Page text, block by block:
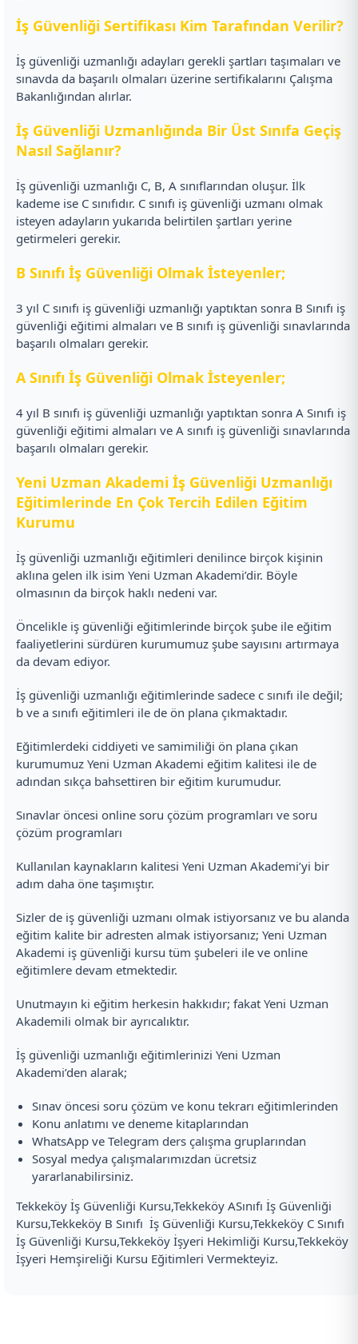
İş Güvenliği Sertifikası Kim Tarafından Verilir?
İş güvenliği uzmanlığı adayları gerekli şartları taşımaları ve
sınavda da başarılı olmaları üzerine sertifikalarını Çalışma
Bakanlığından alırlar.
İş Güvenliği Uzmanlığında Bir Üst Sınıfa Geçiş
Nasıl Sağlanır?
İş güvenliği uzmanlığı C, B, A sınıflarından oluşur. İlk
kademe ise C sınıfıdır. C sınıfı iş güvenliği uzmanı olmak
isteyen adayların yukarıda belirtilen şartları yerine
getirmeleri gerekir.
B Sınıfı İş Güvenliği Olmak İsteyenler;
3 yıl C sınıfı iş güvenliği uzmanlığı yaptıktan sonra B Sınıfı iş
güvenliği eğitimi almaları ve B sınıfı iş güvenliği sınavlarında
başarılı olmaları gerekir.
A Sınıfı İş Güvenliği Olmak İsteyenler;
4 yıl B sınıfı iş güvenliği uzmanlığı yaptıktan sonra A Sınıfı iş
güvenliği eğitimi almaları ve A sınıfı iş güvenliği sınavlarında
başarılı olmaları gerekir.
Yeni Uzman Akademi İş Güvenliği Uzmanlığı
Eğitimlerinde En Çok Tercih Edilen Eğitim
Kurumu
İş güvenliği uzmanlığı eğitimleri denilince birçok kişinin
aklına gelen ilk isim Yeni Uzman Akademi’dir. Böyle
olmasının da birçok haklı nedeni var.
Öncelikle iş güvenliği eğitimlerinde birçok şube ile eğitim
faaliyetlerini sürdüren kurumumuz şube sayısını artırmaya
da devam ediyor.
İş güvenliği uzmanlığı eğitimlerinde sadece c sınıfı ile değil;
b ve a sınıfı eğitimleri ile de ön plana çıkmaktadır.
Eğitimlerdeki ciddiyeti ve samimiliği ön plana çıkan
kurumumuz Yeni Uzman Akademi eğitim kalitesi ile de
adından sıkça bahsettiren bir eğitim kurumudur.
Sınavlar öncesi online soru çözüm programları ve soru
çözüm programları
Kullanılan kaynakların kalitesi Yeni Uzman Akademi’yi bir
adım daha öne taşımıştır.
Sizler de iş güvenliği uzmanı olmak istiyorsanız ve bu alanda
eğitim kalite bir adresten almak istiyorsanız; Yeni Uzman
Akademi iş güvenliği kursu tüm şubeleri ile ve online
eğitimlere devam etmektedir.
Unutmayın ki eğitim herkesin hakkıdır; fakat Yeni Uzman
Akademili olmak bir ayrıcalıktır.
İş güvenliği uzmanlığı eğitimlerinizi Yeni Uzman
Akademi’den alarak;
Sınav öncesi soru çözüm ve konu tekrarı eğitimlerinden
Konu anlatımı ve deneme kitaplarından
WhatsApp ve Telegram ders çalışma gruplarından
Sosyal medya çalışmalarımızdan ücretsiz
yararlanabilirsiniz.
Tekkeköy İş Güvenliği Kursu,Tekkeköy ASınıfı İş Güvenliği
Kursu,Tekkeköy B Sınıfı İş Güvenliği Kursu,Tekkeköy C Sınıfı
İş Güvenliği Kursu,Tekkeköy İşyeri Hekimliği Kursu,Tekkeköy
İşyeri Hemşireliği Kursu Eğitimleri Vermekteyiz.